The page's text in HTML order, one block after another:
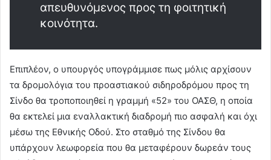
απευθυνόμενος προς τη φοιτητική
κοινότητα.
Επιπλέον, ο υπουργός υπογράμμισε πως μόλις αρχίσουν
τα δρομολόγια του προαστιακού σιδηροδρόμου προς τη
Σίνδο θα τροποποιηθεί η γραμμή «52» του ΟΑΣΘ, η οποία
θα εκτελεί μια εναλλακτική διαδρομή πιο ασφαλή και όχι
μέσω της Εθνικής Οδού. Στο σταθμό της Σίνδου θα
υπάρχουν λεωφορεία που θα μεταφέρουν δωρεάν τους